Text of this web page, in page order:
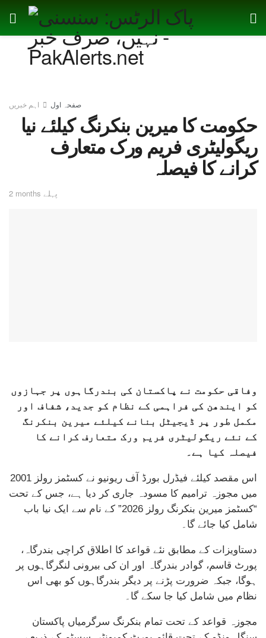
صفحہ اول اہم خبریں
حکومت کا میرین بنکرنگ کیلئے نیا
ریگولیٹری فریم ورک متعارف
کرانے کا فیصلہ
2 months پہلے
وفاقی حکومت نے پاکستان کی بندرگاہوں پر جہازوں
کو ایندھن کی فراہمی کے نظام کو جدید، شفاف اور
مکمل طور پر ڈیجیٹل بنانے کیلئے میرین بنکرنگ
کے نئے ریگولیٹری فریم ورک متعارف کرانے کا
فیصلہ کیا ہے۔
اس مقصد کیلئے فیڈرل بورڈ آف ریونیو نے کسٹمز رولز 2001
میں مجوزہ ترامیم کا مسودہ جاری کر دیا ہے، جس کے تحت
“کسٹمز میرین بنکرنگ رولز 2026” کے نام سے ایک نیا باب
شامل کیا جائے گا۔
دستاویزات کے مطابق نئے قواعد کا اطلاق کراچی بندرگاہ،
پورٹ قاسم، گوادر بندرگاہ اور ان کی بیرونی لنگرگاہوں پر
ہوگا، جبکہ ضرورت پڑنے پر دیگر بندرگاہوں کو بھی اس
نظام میں شامل کیا جا سکے گا۔
مجوزہ قواعد کے تحت تمام بنکرنگ سرگرمیاں پاکستان